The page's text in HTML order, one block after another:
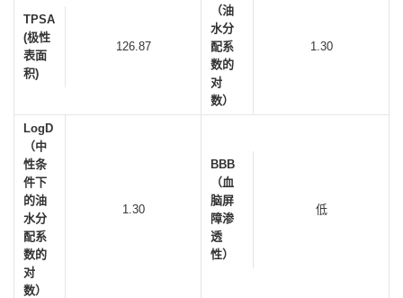
TPSA
(极性
表面
积)
126.87
（油
水分
配系
数的
对
数）
1.30
LogD
（中
性条
件下
的油
水分
配系
数的
对
数）
1.30
BBB
（血
脑屏
障渗
透
性）
低